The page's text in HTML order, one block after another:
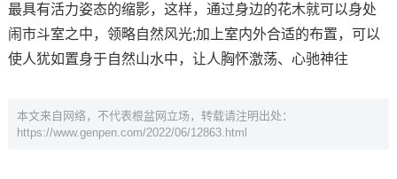
最具有活力姿态的缩影，这样，通过身边的花木就可以身处
闹市斗室之中，领略自然风光;加上室内外合适的布置，可以
使人犹如置身于自然山水中，让人胸怀激荡、心驰神往
本文来自网络，不代表根盆网立场，转载请注明出处：
https://www.genpen.com/2022/06/12863.html